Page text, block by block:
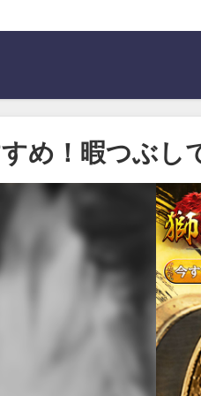
め！暇つぶし